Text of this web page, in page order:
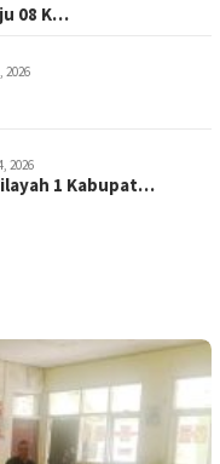
08 K…
2026
2026
1 Kabupat…